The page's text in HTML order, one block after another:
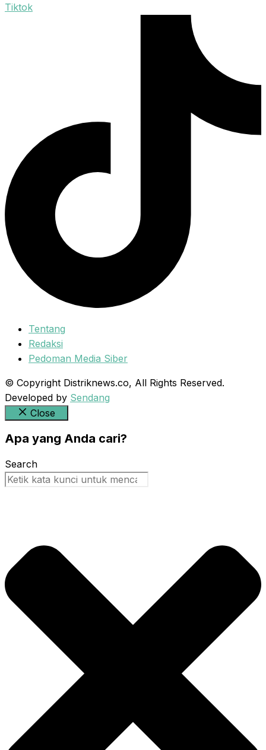
Tiktok
Tentang
Redaksi
Pedoman Media Siber
© Copyright Distriknews.co, All Rights Reserved.
Developed by Sendang
Close
Apa yang Anda cari?
Search